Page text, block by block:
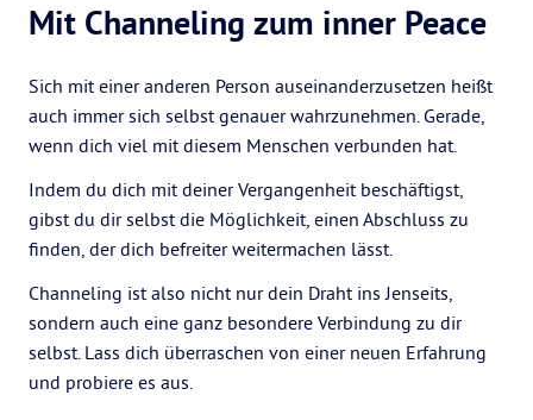
Mit Channeling zum inner Peace
Sich mit einer anderen Person auseinanderzusetzen heißt
auch immer sich selbst genauer wahrzunehmen. Gerade,
wenn dich viel mit diesem Menschen verbunden hat.
Indem du dich mit deiner Vergangenheit beschäftigst,
gibst du dir selbst die Möglichkeit, einen Abschluss zu
finden, der dich befreiter weitermachen lässt.
Channeling ist also nicht nur dein Draht ins Jenseits,
sondern auch eine ganz besondere Verbindung zu dir
selbst. Lass dich überraschen von einer neuen Erfahrung
und probiere es aus.